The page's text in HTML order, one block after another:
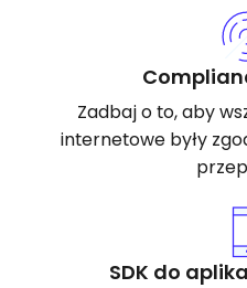
Zadbaj o to, aby
internetowe były
SDK do